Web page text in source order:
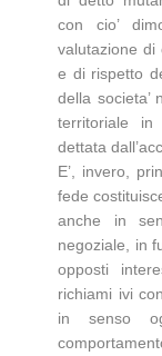
con cio’
valutazione di
e di rispetto
della societa’
territoriale in
dettata
E’, invero,
fede
anche in
negoziale, in
opposti
richiami ivi
in senso